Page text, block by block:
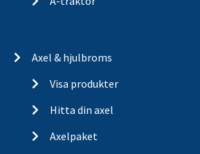
Axel & hjulbroms
Visa produkter
Hitta din axel
Axelpaket